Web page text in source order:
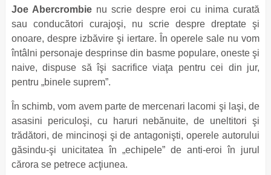
Joe Abercrombienu scrie despre eroi cu inima curată
sau conducători curajoşi, nu scrie despre dreptate şi
onoare, despre izbăvire şi iertare. În operele sale nu vom
întâlni personaje desprinse din basme populare, oneste şi
naive, dispuse să îşi sacrifice viaţa pentru cei din jur,
pentru „binele suprem”.
În schimb, vom avem parte de mercenari lacomi şi laşi, de
asasini periculoşi, cu haruri nebănuite, de uneltitori şi
trădători, de mincinoşi şi de antagonişti, operele autorului
găsindu-şi unicitatea în „echipele” de anti-eroi în jurul
cărora se petrece acţiunea.